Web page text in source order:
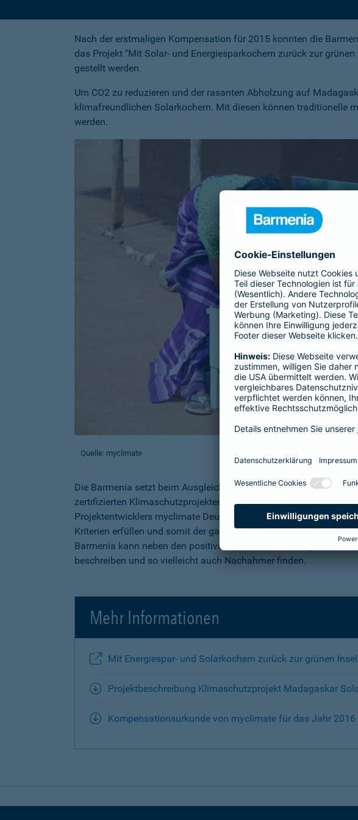
Nach der erstmaligen Kompensation für 2015 konnten die
das Projekt "Mit Solar- und Energiesparkochern zurück zur
gestellt werden.
Um CO2 zu reduzieren und der rasanten Abholzung auf
klimafreundlichen Solarkochern. Mit diesen können traditionelle
werden.
Quelle: myclimate
Die Barmenia setzt beim Ausgleich der Emissionen auf die
zertifizierten Klimaschutzprojekten (Goldstandard und Verified
Projektentwicklers myclimate Deutschland gGmbH erworben, die
Kriterien erfüllen und somit der ganzheitlichen Betrachtung des
Barmenia kann neben den positiven Umweltauswirkungen auch
beschreiben und so vielleicht auch Nachahmer finden.
Mehr Informationen
Mit Energiespar- und Solarkochern zurück zur grünen
Projektbeschreibung Klimaschutzprojekt Madagaskar
Kompensationsurkunde von myclimate für das Jahr 2016